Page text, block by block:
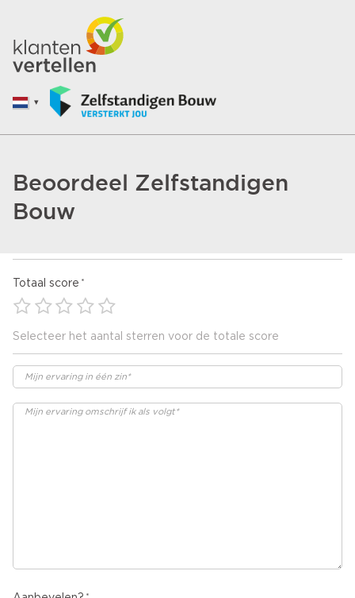
Beoordeel Zelfstandigen
Bouw
Totaal score
Selecteer het aantal sterren voor de totale score